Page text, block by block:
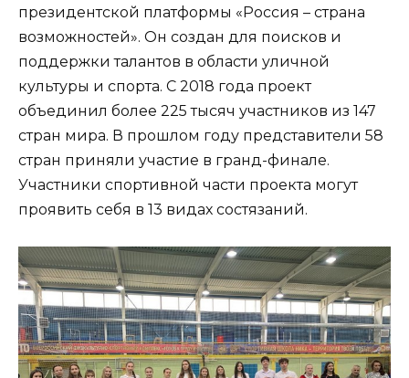
президентской платформы «Россия – страна
возможностей». Он создан для поисков и
поддержки талантов в области уличной
культуры и спорта. С 2018 года проект
объединил более 225 тысяч участников из 147
стран мира. В прошлом году представители 58
стран приняли участие в гранд-финале.
Участники спортивной части проекта могут
проявить себя в 13 видах состязаний.